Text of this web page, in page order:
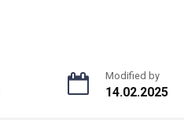
Modified by
14.02.2025